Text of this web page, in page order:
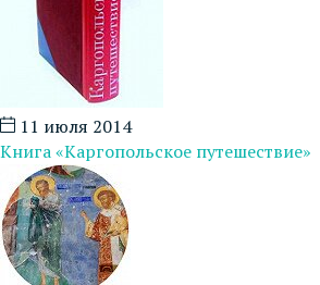
11 июля 2014
Книга «Каргопольское путешествие»